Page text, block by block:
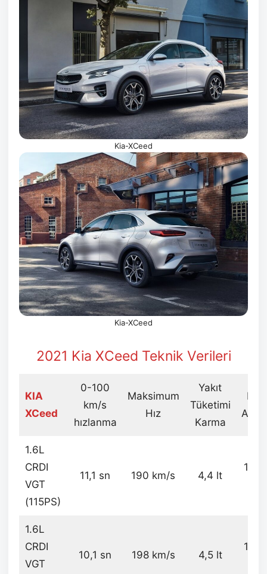
Kia-XCeed
Kia-XCeed
2021 Kia XCeed Teknik Verileri
KIA
XCeed
0-100
km/s
hızlanma
Maksimum
Hız
Yakıt
Tüketimi
Karma
Boş
1.6L
CRDI
VGT
(115PS)
11,1 sn 190 km/s 4,4 lt
1365
1.6L
CRDI
VGT
10,1 sn 198 km/s 4,5 lt